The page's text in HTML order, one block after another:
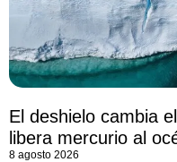
El deshielo cambia
libera mercurio al
8 agosto 2026